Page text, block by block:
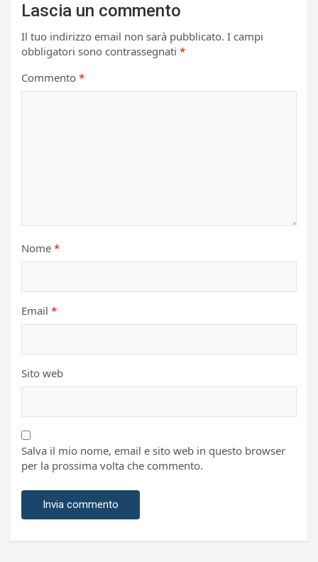
Lascia un commento
Il tuo indirizzo email non sarà pubblicato. I campi
obbligatori sono contrassegnati *
Commento *
Nome *
Email *
Sito web
Salva il mio nome, email e sito web in questo browser
per la prossima volta che commento.